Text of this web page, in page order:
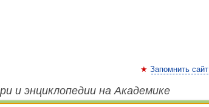
Запомнить сайт
и энциклопедии на Академике